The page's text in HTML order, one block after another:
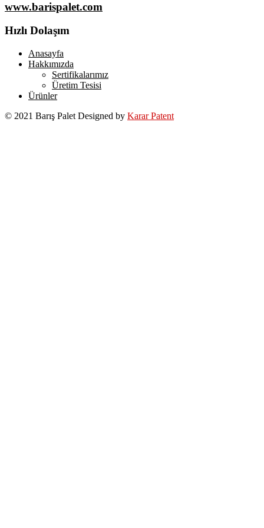
www.barispalet.com
Hızlı Dolaşım
Anasayfa
Hakkımızda
Sertifikalarımız
Üretim Tesisi
Ürünler
© 2021 Barış Palet Designed by Karar Patent